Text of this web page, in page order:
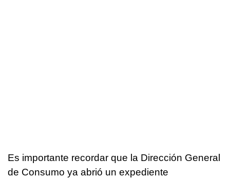
Es importante recordar que la Dirección General
de Consumo ya abrió un expediente